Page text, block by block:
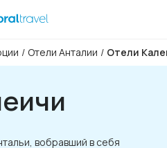
/ Отели Анталии / Отели
вобравший в себя